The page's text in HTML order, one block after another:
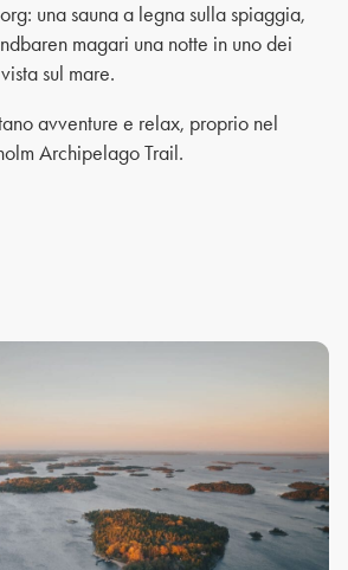
una sauna a legna sulla spiaggia,
magari una notte in uno dei
sul mare.
avventure e relax, proprio nel
Archipelago Trail.